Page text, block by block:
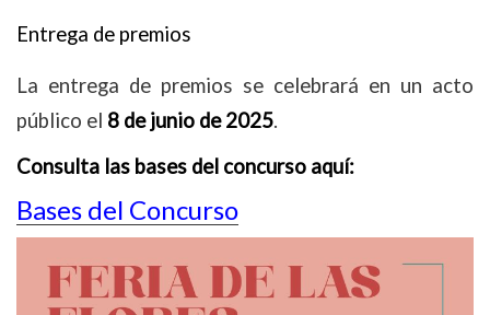
Entrega de premios
La entrega de premios se celebrará en un acto
público el 8 de junio de 2025.
Consulta las bases del concurso aquí:
Bases del Concurso